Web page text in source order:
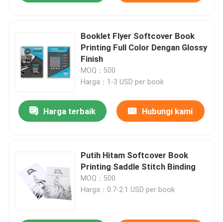
Booklet Flyer Softcover Book
Printing Full Color Dengan Glossy
Finish
MOQ：500
Harga：1-3 USD per book
Harga terbaik Hubungi kami
Putih Hitam Softcover Book
Printing Saddle Stitch Binding
MOQ：500
Harga：0.7-2.1 USD per book